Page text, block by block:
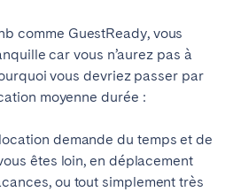
comme GuestReady, vous
car vous n’aurez pas à
vous devriez passer par
moyenne durée :
demande du temps et de
êtes loin, en déplacement
ou tout simplement très